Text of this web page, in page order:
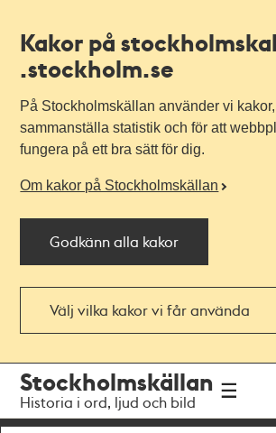
Kakor på
.stockholm.se
På Stockholmskällan använder vi
sammanställa statistik och för att
fungera på ett bra sätt för dig.
Om kakor på Stockholmskällan
Godkänn alla kakor
Välj vilka kakor vi får använda
navigationen
huvudinnehållet
Stockholmskällan
Historia i ord, ljud och bild